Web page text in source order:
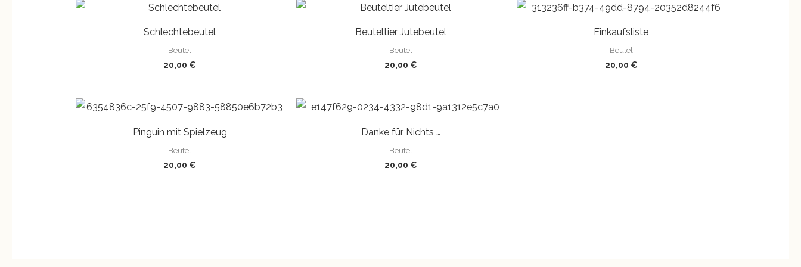
Schlechtebeutel
Beutel
20,00 €
Beuteltier Jutebeutel
Beutel
20,00 €
Einkaufsliste
Beutel
20,00 €
Pinguin mit Spielzeug
Beutel
20,00 €
Danke für Nichts …
Beutel
20,00 €